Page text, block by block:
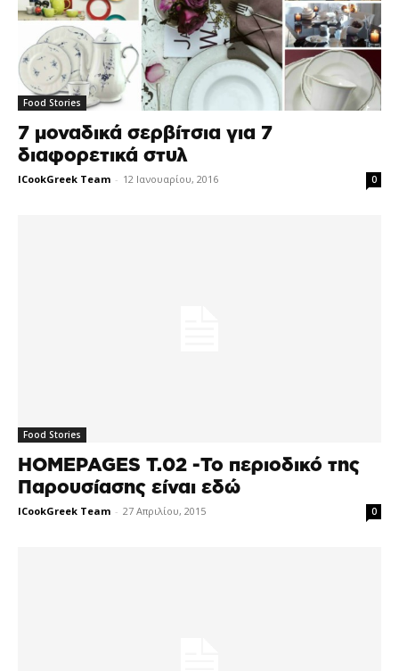
Food Stories
7 μοναδικά σερβίτσια για 7
διαφορετικά στυλ
ICookGreek Team - 12 Ιανουαρίου, 2016 0
Food Stories
HOMEPAGES T.02 -Το περιοδικό της
Παρουσίασης είναι εδώ
ICookGreek Team - 27 Απριλίου, 2015 0